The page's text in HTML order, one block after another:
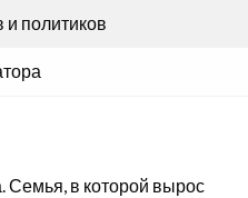
и политиков
Семья, в которой вырос